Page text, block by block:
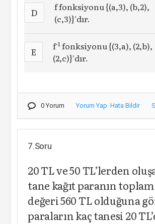
D
f fonksiyonu {(a,3), (b,2),
(c,3)}'dır.
E f-1fonksiyonu {(3,a), (2,b),
(2,c)}'dır.
0 Yorum Yorum Yap Hata Bildir
7.Soru
20 TL ve 50 TL’lerden
tane kağıt paranın toplam
değeri 560 TL olduğuna
paraların kaç tanesi 20